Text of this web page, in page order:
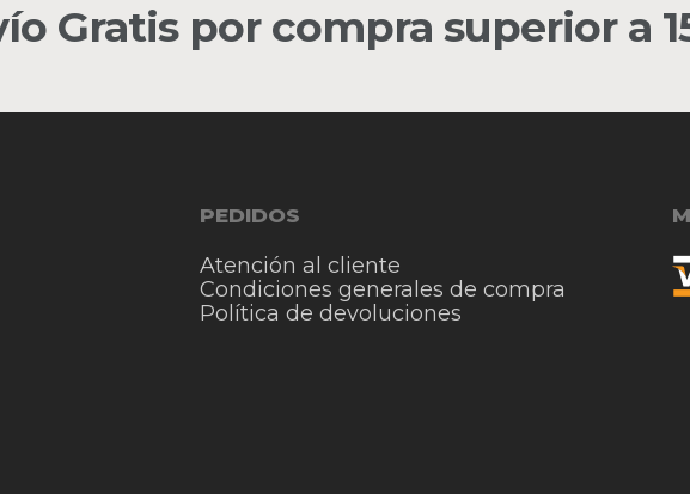
Gratis por compra superior a
PEDIDOS
Atención al cliente
Condiciones generales de compra
Política de devoluciones